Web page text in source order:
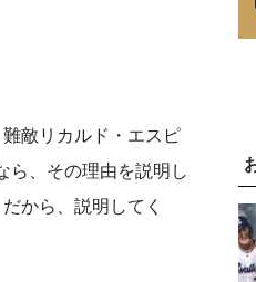
敵リカルド・エスピ
ら、その理由を説明し
から、説明してく